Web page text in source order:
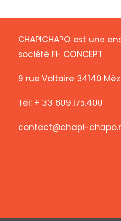
CHAPICHAPO est une
société FH CONCEPT
9 rue Voltaire 34140
Tél: + 33 609.175.400
contact@chapi-